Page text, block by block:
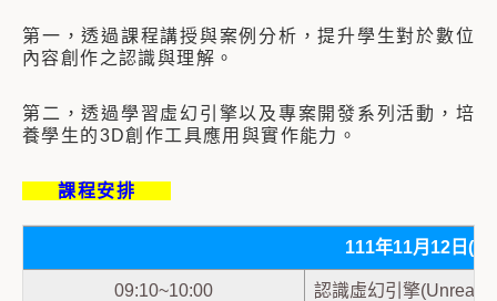
第一，透過課程講授與案例分析，提升學生對於數位
內容創作之認識與理解。
第二，透過學習虛幻引擎以及專案開發系列活動，培
養學生的3D創作工具應用與實作能力。
課程安排
111年11月12日(六
09:10~10:00 認識虛幻引擎(Unreal